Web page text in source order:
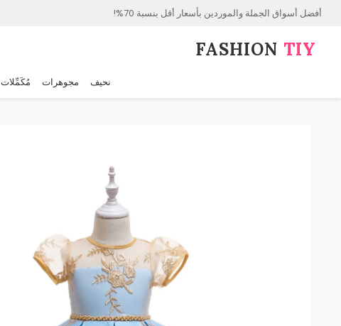
أفضل أسواق الجملة والموردين بأسعار أقل بنسبة 70%!
FASHION⁠ TIY
نحيف مجوهرات مُكَمِّلات